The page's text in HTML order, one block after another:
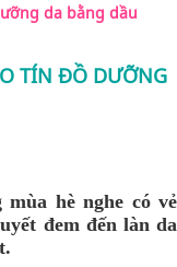
da bằng dầu
TÍN ĐỒ DƯỠNG
hè nghe có vẻ
đem đến làn da